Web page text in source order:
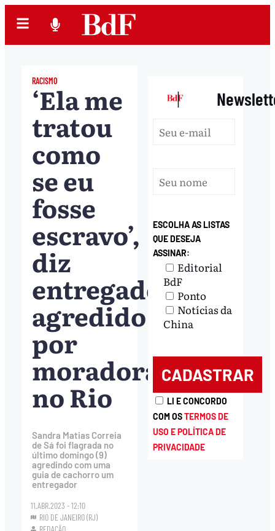
RACISMO
‘Ela me
tratou
como
se eu
fosse
escravo’,
diz
entregador
agredido
por
moradora
no Rio
Sandra Matias Correia
de Sá foi flagrada no
último domingo (9)
agredindo com uma
guia de cachorro um
entregador
11.ABR.2023 - 12:10
RIO DE JANEIRO (RJ)
|
ESCOLHA AS LISTAS
QUE DESEJA
ASSINAR:
Editorial
BdF
Ponto
Notícias da
China
LI E CONCORDO
COM OSTERMOS DE
USO E POLÍTICA DE
PRIVACIDADE